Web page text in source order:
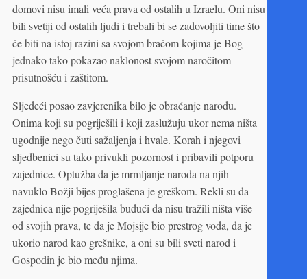
domovi nisu imali veća prava od ostalih u Izraelu. Oni nisu
bili svetiji od ostalih ljudi i trebali bi se zadovoljiti time što
će biti na istoj razini sa svojom braćom kojima je Bog
jednako tako pokazao naklonost svojom naročitom
prisutnošću i zaštitom.
Sljedeći posao zavjerenika bilo je obraćanje narodu.
Onima koji su pogriješili i koji zaslužuju ukor nema ništa
ugodnije nego čuti sažaljenja i hvale. Korah i njegovi
sljedbenici su tako privukli pozornost i pribavili potporu
zajednice. Optužba da je mrmljanje naroda na njih
navuklo Božji bijes proglašena je greškom. Rekli su da
zajednica nije pogriješila budući da nisu tražili ništa više
od svojih prava, te da je Mojsije bio prestrog vođa, da je
ukorio narod kao grešnike, a oni su bili sveti narod i
Gospodin je bio među njima.